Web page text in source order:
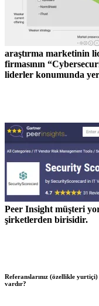
araştırma marketinin
firmasının
liderler konumunda
Peer Insight müşteri
şirketlerden birisidir.
Referanslarınız (özellikle
vardır?